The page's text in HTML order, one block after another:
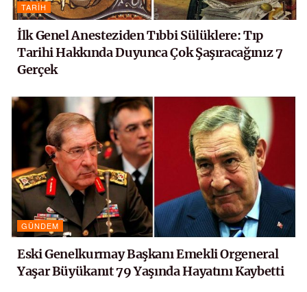
TARIH
İlk Genel Anesteziden Tıbbi Sülüklere: Tıp
Tarihi Hakkında Duyunca Çok Şaşıracağınız 7
Gerçek
GÜNDEM
Eski Genelkurmay Başkanı Emekli Orgeneral
Yaşar Büyükanıt 79 Yaşında Hayatını Kaybetti